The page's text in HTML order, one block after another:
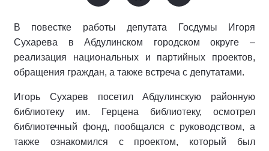
В повестке работы депутата Госдумы Игоря
Сухарева в Абдулинском городском округе –
реализация национальных и партийных проектов,
обращения граждан, а также встреча с депутатами.
Игорь Сухарев посетил Абдулинскую районную
библиотеку им. Герцена библиотеку, осмотрел
библиотечный фонд, пообщался с руководством, а
также ознакомился с проектом, который был